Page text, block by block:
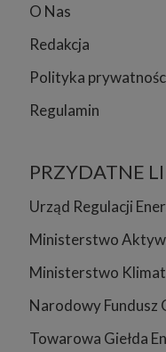
O Nas
Redakcja
Polityka
Regulamin
PRZYDATNE
Urząd Regulacji
Ministerstwo
Ministerstwo
Narodowy Fundusz
Towarowa Giełda